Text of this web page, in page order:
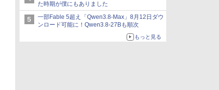
た時期が僕にもありました
一部Fable 5超え「Qwen3.8-Max」8月12日ダウ
ンロード可能に！Qwen3.8-27Bも順次
もっと見る